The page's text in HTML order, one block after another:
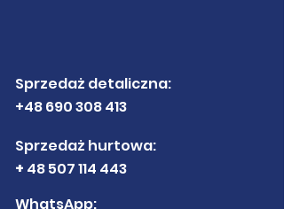
Sprzedaż detaliczna:
+48 690 308 413
Sprzedaż hurtowa:
+ 48 507 114 443
WhatsApp: